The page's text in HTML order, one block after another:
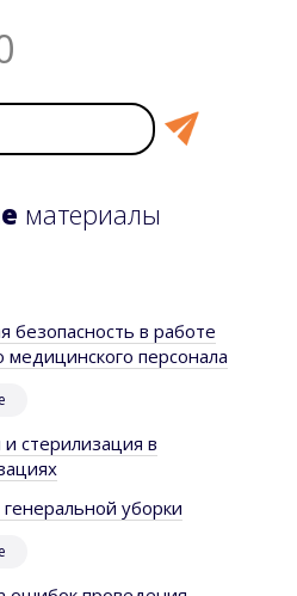
материалы
безопасность в работе
персонала
стерилизация в
уборки